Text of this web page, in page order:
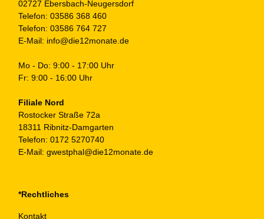
02727 Ebersbach-Neugersdorf
Telefon: 03586 368 460
Telefon: 03586 764 727
E-Mail: info@die12monate.de
Mo - Do: 9:00 - 17:00 Uhr
Fr: 9:00 - 16:00 Uhr
Filiale Nord
Rostocker Straße 72a
18311 Ribnitz-Damgarten
Telefon: 0172 5270740
E-Mail: gwestphal@die12monate.de
*Rechtliches
Kontakt